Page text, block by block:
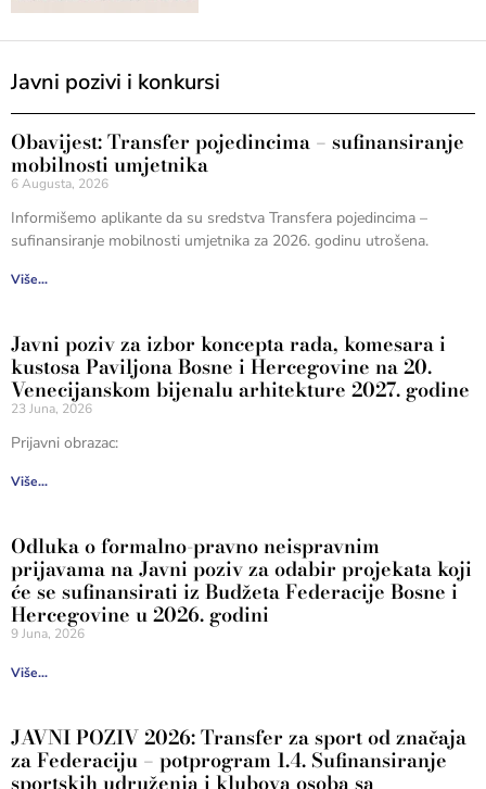
Javni pozivi i konkursi
Obavijest: Transfer pojedincima – sufinansiranje
mobilnosti umjetnika
6 Augusta, 2026
Informišemo aplikante da su sredstva Transfera pojedincima –
sufinansiranje mobilnosti umjetnika za 2026. godinu utrošena.
Više...
Javni poziv za izbor koncepta rada, komesara i
kustosa Paviljona Bosne i Hercegovine na 20.
Venecijanskom bijenalu arhitekture 2027. godine
23 Juna, 2026
Prijavni obrazac:
Više...
Odluka o formalno-pravno neispravnim
prijavama na Javni poziv za odabir projekata koji
će se sufinansirati iz Budžeta Federacije Bosne i
Hercegovine u 2026. godini
9 Juna, 2026
Više...
JAVNI POZIV 2026: Transfer za sport od značaja
za Federaciju – potprogram 1.4. Sufinansiranje
sportskih udruženja i klubova osoba sa